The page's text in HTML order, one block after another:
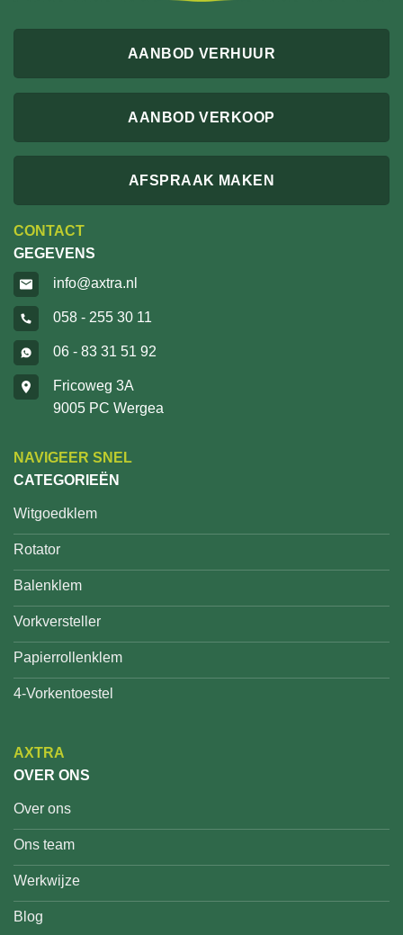
AANBOD VERHUUR
AANBOD VERKOOP
AFSPRAAK MAKEN
CONTACT
GEGEVENS
info@axtra.nl
058 - 255 30 11
06 - 83 31 51 92
Fricoweg 3A
9005 PC Wergea
NAVIGEER SNEL
CATEGORIEËN
Witgoedklem
Rotator
Balenklem
Vorkversteller
Papierrollenklem
4-Vorkentoestel
AXTRA
OVER ONS
Over ons
Ons team
Werkwijze
Blog